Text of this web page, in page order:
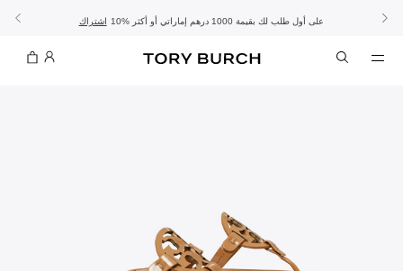
الموسم الجديد: إطلالات العملتسوّقي التشكيلة تشكيلة عيد الأضحىتسوقي اشتراك 10% على أول طلب لك بقيمة 1000 درهم إماراتي أو أكثر تفاصيل - الشحن المجاني تفاصيل - تسوق الآن واستلم في المتجر